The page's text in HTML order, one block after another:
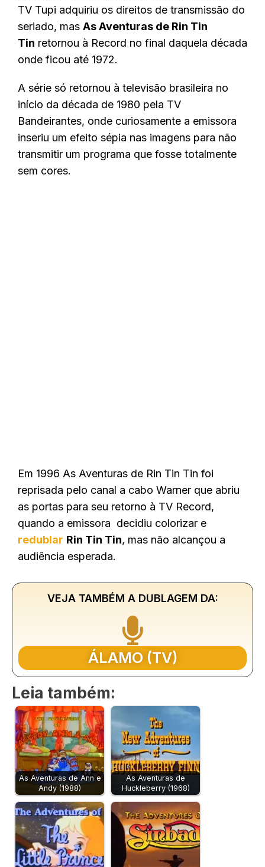
TV Tupi adquiriu os direitos de transmissão do
seriado, mas As Aventuras de Rin Tin
Tin retornou à Record no final daquela década
onde ficou até 1972.
A série só retornou à televisão brasileira no
início da década de 1980 pela TV
Bandeirantes, onde curiosamente a emissora
inseriu um efeito sépia nas imagens para não
transmitir um programa que fosse totalmente
sem cores.
Em 1996 As Aventuras de Rin Tin Tin foi
reprisada pelo canal a cabo Warner que abriu
as portas para seu retorno à TV Record,
quando a emissora decidiu colorizar e
redublar Rin Tin Tin, mas não alcançou a
audiência esperada.
VEJA TAMBÉM A DUBLAGEM DA:
ÁLAMO (TV)
Leia também:
As Aventuras de Ann e
Andy (1988)
As Aventuras de
Huckleberry (1968)